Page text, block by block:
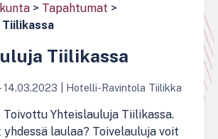
> Tapahtumat >
Tiilikassa
14.03.2023 Hotelli-Ravintola Tiilikka
Toivottu Yhteislauluja Tiilikassa.
laulaa? Toivelauluja voit